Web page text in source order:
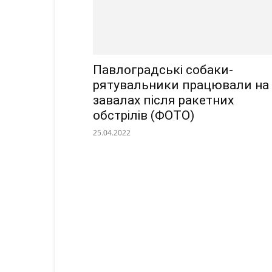
Павлоградські собаки-
рятувальники працювали на
завалах після ракетних
обстрілів (ФОТО)
25.04.2022